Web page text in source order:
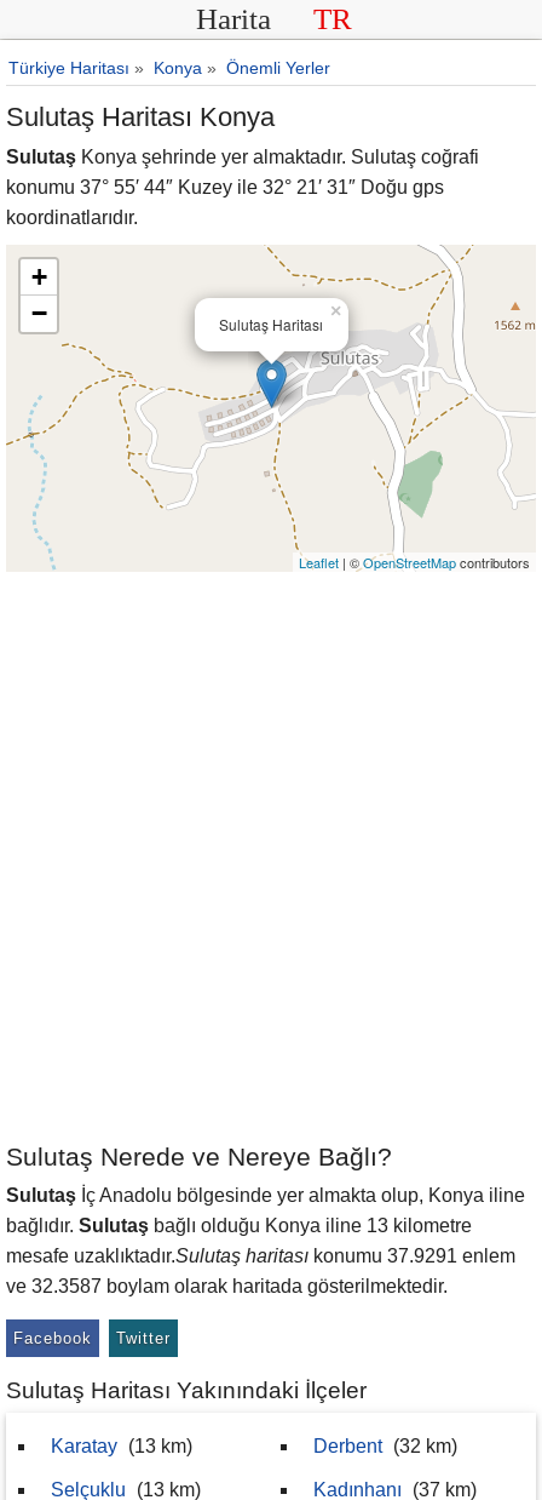
Harita TR
Türkiye Haritası » Konya » Önemli Yerler
Sulutaş Haritası Konya
Sulutaş Konya şehrinde yer almaktadır. Sulutaş coğrafi
konumu 37° 55′ 44″ Kuzey ile 32° 21′ 31″ Doğu gps
koordinatlarıdır.
Sulutaş Haritası
×
+
−
Leaflet | ©OpenStreetMapcontributors
Sulutaş Nerede ve Nereye Bağlı?
Sulutaş İç Anadolu bölgesinde yer almakta olup, Konya iline
bağlıdır. Sulutaş bağlı olduğu Konya iline 13 kilometre
mesafe uzaklıktadır.Sulutaş haritası konumu 37.9291 enlem
ve 32.3587 boylam olarak haritada gösterilmektedir.
Facebook Twitter
Sulutaş Haritası Yakınındaki İlçeler
Karatay (13 km)
Selçuklu (13 km)
Derbent (32 km)
Kadınhanı (37 km)